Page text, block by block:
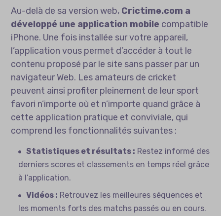
Au-delà de sa version web, Crictime.com a
développé une application mobile compatible
iPhone. Une fois installée sur votre appareil,
l’application vous permet d’accéder à tout le
contenu proposé par le site sans passer par un
navigateur Web. Les amateurs de cricket
peuvent ainsi profiter pleinement de leur sport
favori n’importe où et n’importe quand grâce à
cette application pratique et conviviale, qui
comprend les fonctionnalités suivantes :
Statistiques et résultats : Restez informé des
derniers scores et classements en temps réel grâce
à l’application.
Vidéos : Retrouvez les meilleures séquences et
les moments forts des matchs passés ou en cours.